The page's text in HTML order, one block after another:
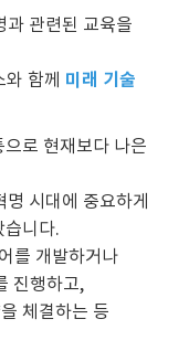
과 관련된 교육을
함께 미래 기술
로 현재보다 나은
시대에 중요하게
습니다.
를 개발하거나
진행하고,
체결하는 등